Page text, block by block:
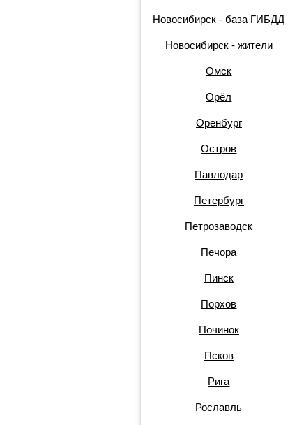
Новосибирск - база ГИБДД
Новосибирск - жители
Омск
Орёл
Оренбург
Остров
Павлодар
Петербург
Петрозаводск
Печора
Пинск
Порхов
Починок
Псков
Рига
Рославль